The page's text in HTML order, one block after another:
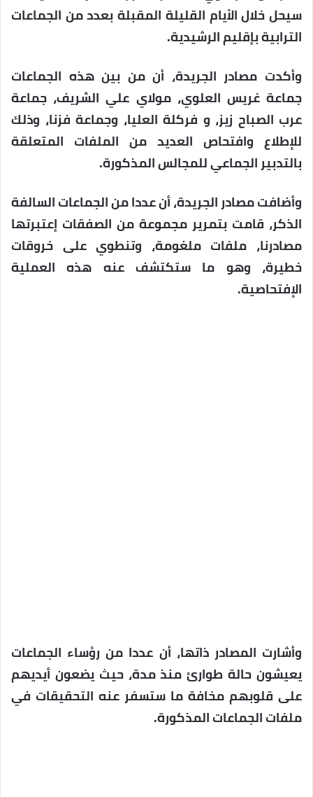
سيحل خلال الأيام القليلة المقبلة بعدد من الجماعات
الترابية بإقليم الرشيدية.
وأكدت مصادر الجريدة، أن من بين هذه الجماعات
جماعة غريس العلوي، مولاي علي الشريف، جماعة
عرب الصباح زيز، و فركلة العليا، وجماعة فزنا، وذلك
للإطلاع وافتحاص العديد من الملفات المتعلقة
بالتدبير الجماعي للمجالس المذكورة.
وأضافت مصادر الجريدة، أن عددا من الجماعات السالفة
الذكر، قامت بتمرير مجموعة من الصفقات إعتبرتها
مصادرنا، ملفات ملغومة، وتنطوي على خروقات
خطيرة، وهو ما ستكتشف عنه هذه العملية
الإفتحاصية.
وأشارت المصادر ذاتها، أن عددا من رؤساء الجماعات
يعيشون حالة طوارئ منذ مدة، حيث يضعون أيديهم
على قلوبهم مخافة ما ستسفر عنه التحقيقات في
ملفات الجماعات المذكورة.